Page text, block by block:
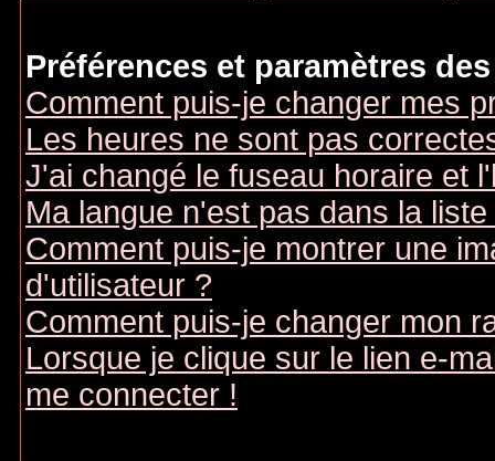
Préférences et paramètres
Comment puis-je changer mes
Les heures ne sont pas
J'ai changé le fuseau horaire et
Ma langue n'est pas dans la liste
Comment puis-je montrer une
d'utilisateur ?
Comment puis-je changer mon
Lorsque je clique sur le lien e-
me connecter !